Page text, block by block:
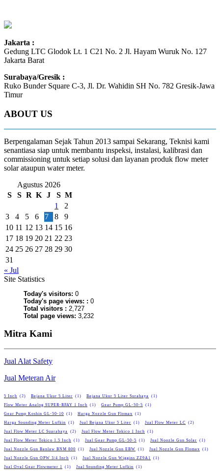
Jakarta :
Gedung LTC Glodok Lt. 1 C21 No. 2 Jl. Hayam Wuruk No. 127
Jakarta Barat
Surabaya/Gresik :
Ruko Bunder Square C-3, Jl. Dr. Wahidin SH No. 782 Gresik-Jawa
Timur
ABOUT US
Berpengalaman Sejak Tahun 2013 sampai Sekarang, Teknisi kami
senantiasa siap untuk membantu inspeksi, instalasi, kalibrasi dan
commissioning untuk setiap solusi dan layanan produk flow meter
solar ataupun water meter.
Agustus 2026
S
S R K J S M
1
2
3
4 5 6 7 8
9
10 11 12 13 14 15 16
17 18 19 20 21 22 23
24 25 26 27 28 29 30
31
« Jul
Site Statistics
Today's visitors: 0
Today's page views: : 0
Total visitors : 2,727
Total page views: 3,232
Mitra Kami
Jual Alat Safety
Jual Meteran Air
5 Inch (2) Bejana Ukur 5 Liter (1) Bejana Ukur 5 Liter Surabaya
(1)
Flow Meter Analog SUPER-RFAY 1 Inch
(1) Gear Pump GL-50-5
(1)
Gear Pump Koshin GL-50-10
(1) Harga Nozzle Gun Flomax
(1)
Harga Sounding Meter Lufkin
(1) Jual Bejana Ukur 5 Liter (1) Jual Flow Meter LC
(2)
Jual Flow Meter LC Suarabaya
(2) Jual Flow Meter Tokico 1 Inch
(1)
Jual Flow Meter Tokico 1.5 Inch
(1) Jual Gear Pump GL-50-5 (1) Jual Noozle Gun Solar
(1)
Jual Nozzle Gun Banlaw BNM 800
(1) Jual Nozzle Gun EBW (1) Jual Nozzle Gun Flomax
(1)
Jual Nozzle Gun OPW 3/4 Inch
(1) Jual Nozzle Gun Wiggins ZZ9A1
(1)
Jual Oval Gear Flowmeter 1
(1) Jual Sounding Meter Lufkin (1)